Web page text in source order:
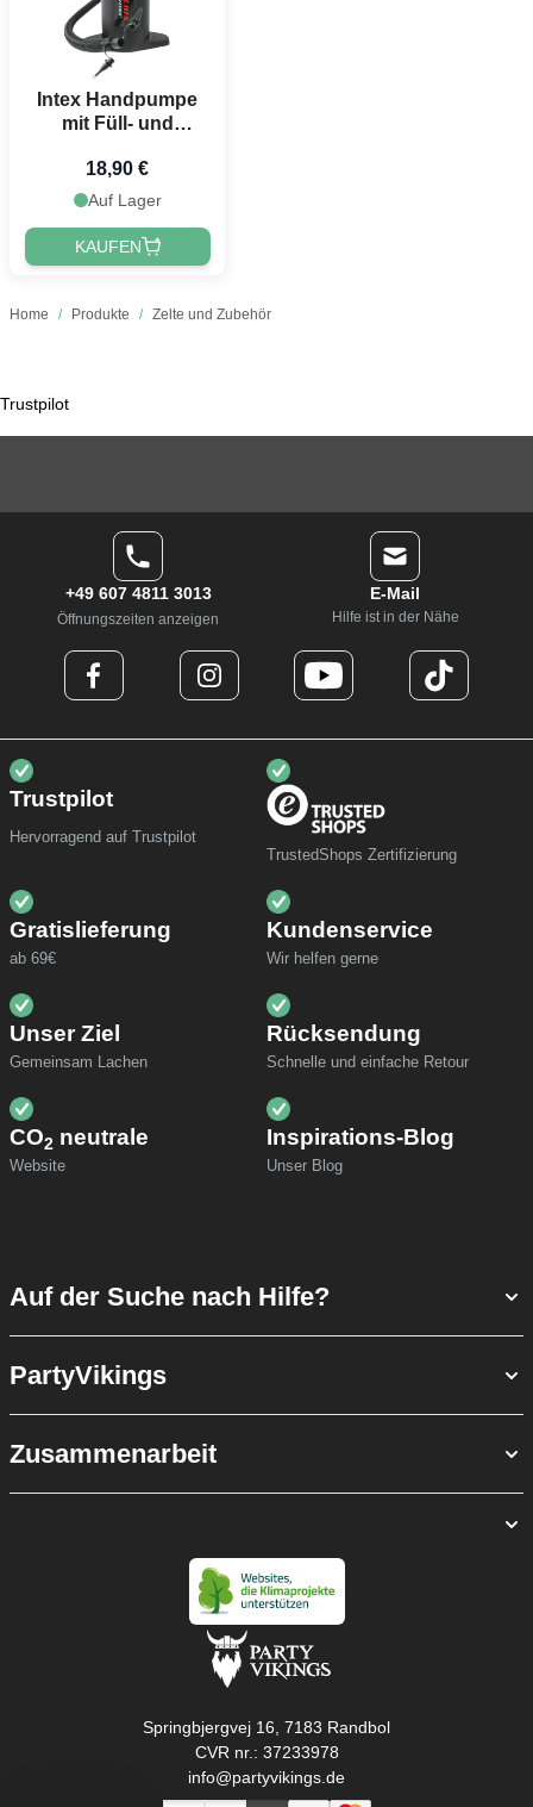
Home / Produkte / Zelte und Zubehör
Intex Handpumpe
mit Füll- und
18,90 €
Auf Lager
KAUFEN
Trustpilot
+49 607 4811 3013
Öffnungszeiten anzeigen
E-Mail
Hilfe ist in der Nähe
Trustpilot
Hervorragend auf Trustpilot
TrustedShops Zertifizierung
Gratislieferung
ab 69€
Kundenservice
Wir helfen gerne
Unser Ziel
Gemeinsam Lachen
Rücksendung
Schnelle und einfache Retour
CO2 neutrale
Website
Inspirations-Blog
Unser Blog
Auf der Suche nach Hilfe?
PartyVikings
Zusammenarbeit
Springbjergvej 16, 7183 Randbol
CVR nr.: 37233978
info@partyvikings.de